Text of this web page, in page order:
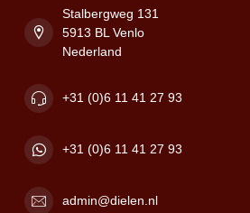
Stalbergweg 131
5913 BL Venlo
Nederland
+31 (0)6 11 41 27 93
+31 (0)6 11 41 27 93
admin@dielen.nl